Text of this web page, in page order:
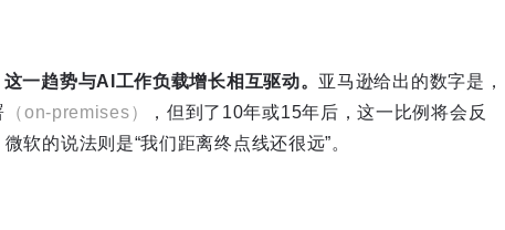
一趋势与AI工作负载增长相互驱动。 亚马逊给出的数字是，
（on-premises）
，但到了10年或15年后，这一比例将会反
软的说法则是“我们距离终点线还很远”。